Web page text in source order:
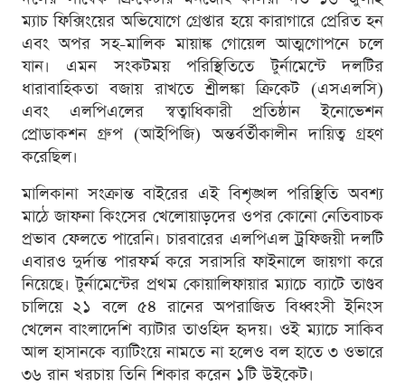
ম্যাচ ফিক্সিংয়ের অভিযোগে গ্রেপ্তার হয়ে কারাগারে প্রেরিত হন
এবং অপর সহ-মালিক মায়াঙ্ক গোয়েল আত্মগোপনে চলে
যান। এমন সংকটময় পরিস্থিতিতে টুর্নামেন্টে দলটির
ধারাবাহিকতা বজায় রাখতে শ্রীলঙ্কা ক্রিকেট (এসএলসি)
এবং এলপিএলের স্বত্বাধিকারী প্রতিষ্ঠান ইনোভেশন
প্রোডাকশন গ্রুপ (আইপিজি) অন্তর্বর্তীকালীন দায়িত্ব গ্রহণ
করেছিল।
মালিকানা সংক্রান্ত বাইরের এই বিশৃঙ্খল পরিস্থিতি অবশ্য
মাঠে জাফনা কিংসের খেলোয়াড়দের ওপর কোনো নেতিবাচক
প্রভাব ফেলতে পারেনি। চারবারের এলপিএল ট্রফিজয়ী দলটি
এবারও দুর্দান্ত পারফর্ম করে সরাসরি ফাইনালে জায়গা করে
নিয়েছে। টুর্নামেন্টের প্রথম কোয়ালিফায়ার ম্যাচে ব্যাটে তাণ্ডব
চালিয়ে ২১ বলে ৫৪ রানের অপরাজিত বিধ্বংসী ইনিংস
খেলেন বাংলাদেশি ব্যাটার তাওহিদ হৃদয়। ওই ম্যাচে সাকিব
আল হাসানকে ব্যাটিংয়ে নামতে না হলেও বল হাতে ৩ ওভারে
৩৬ রান খরচায় তিনি শিকার করেন ১টি উইকেট।